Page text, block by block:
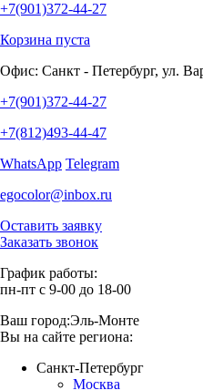
+7(901)372-44-27
Корзина пуста
Офис: Санкт - Петербург, ул.
+7(901)372-44-27
+7(812)493-44-47
WhatsApp Telegram
egocolor@inbox.ru
Оставить заявку
Заказать звонок
График работы:
пн-пт с 9-00 до 18-00
Ваш город:Эль-Монте
Вы на сайте региона:
Санкт-Петербург
Москва